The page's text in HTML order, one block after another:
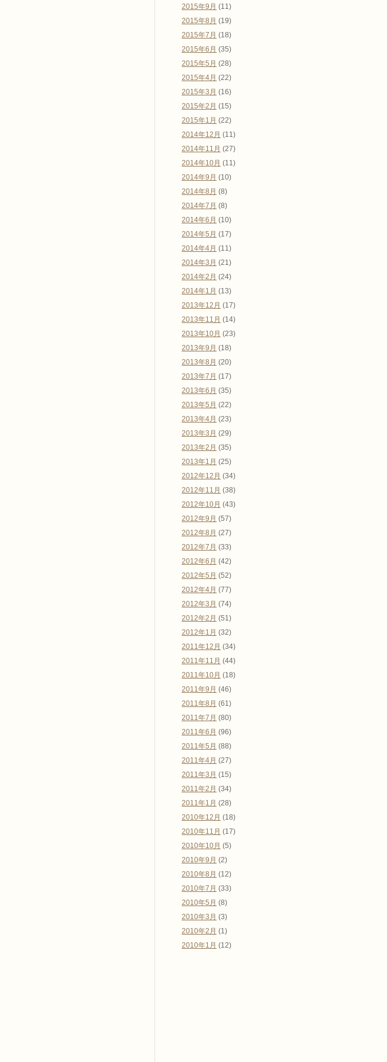
2015年9月 (11)
2015年8月 (19)
2015年7月 (18)
2015年6月 (35)
2015年5月 (28)
2015年4月 (22)
2015年3月 (16)
2015年2月 (15)
2015年1月 (22)
2014年12月 (11)
2014年11月 (27)
2014年10月 (11)
2014年9月 (10)
2014年8月 (8)
2014年7月 (8)
2014年6月 (10)
2014年5月 (17)
2014年4月 (11)
2014年3月 (21)
2014年2月 (24)
2014年1月 (13)
2013年12月 (17)
2013年11月 (14)
2013年10月 (23)
2013年9月 (18)
2013年8月 (20)
2013年7月 (17)
2013年6月 (35)
2013年5月 (22)
2013年4月 (23)
2013年3月 (29)
2013年2月 (35)
2013年1月 (25)
2012年12月 (34)
2012年11月 (38)
2012年10月 (43)
2012年9月 (57)
2012年8月 (27)
2012年7月 (33)
2012年6月 (42)
2012年5月 (52)
2012年4月 (77)
2012年3月 (74)
2012年2月 (51)
2012年1月 (32)
2011年12月 (34)
2011年11月 (44)
2011年10月 (18)
2011年9月 (46)
2011年8月 (61)
2011年7月 (80)
2011年6月 (96)
2011年5月 (88)
2011年4月 (27)
2011年3月 (15)
2011年2月 (34)
2011年1月 (28)
2010年12月 (18)
2010年11月 (17)
2010年10月 (5)
2010年9月 (2)
2010年8月 (12)
2010年7月 (33)
2010年5月 (8)
2010年3月 (3)
2010年2月 (1)
2010年1月 (12)